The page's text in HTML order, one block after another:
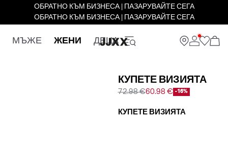
ОБРАТНО КЪМ БИЗНЕСА | ПАЗАРУВАЙТЕ СЕГА
ОБРАТНО КЪМ БИЗНЕСА | ПАЗАРУВАЙТЕ СЕГА
МЪЖЕ ЖЕНИ ДЕЦА
КУПЕТЕ ВИЗИЯТА
72.98 €60.98 € -16%
КУПЕТЕ ВИЗИЯТА